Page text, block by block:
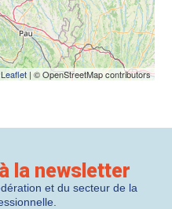
Leaflet| © OpenStreetMap contributors
la newsletter
et du secteur de la